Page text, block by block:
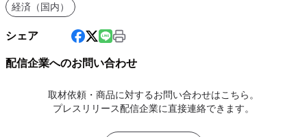
経済（国内）
シェア
配信企業へのお問い合わせ
取材依頼・商品に対するお問い合わせはこちら。
プレスリリース配信企業に直接連絡できます。